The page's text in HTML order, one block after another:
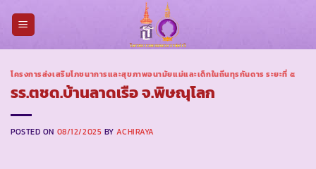
โครงการส่งเสริมโภชนาการและสุขภาพอนามัยแม่และเด็กในถิ่นทุรกันดาร ระยะที่ ๕
รร.ตชด.บ้านลาดเรือ จ.พิษณุโลก
POSTED ON 08/12/2025 BYACHIRAYA